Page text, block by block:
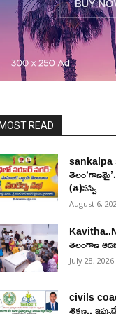
READ
(త)పస్వి
August 6,
తెలంగాణ
July 28, 2026
civils
శిక్ష‌ణ..